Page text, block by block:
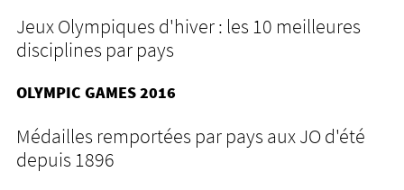
Jeux Olympiques d'hiver : les 10 meilleures
disciplines par pays
OLYMPIC GAMES 2016
Médailles remportées par pays aux JO d'été
depuis 1896